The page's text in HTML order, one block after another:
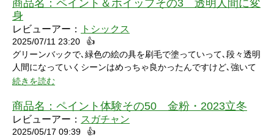
い悔しさを滲ませながら罰ゲームを受けている姿にドキドキして
しまいました。
商品名： ペイント＆ホイップその3 透明人間に変
身
レビューアー： トシックス
2025/07/11 23:20
👍
グリーンバックで､緑色の絵の具を刷毛で塗っていって､段々透明
人間になっていくシーンはめっちゃ良かったんですけど､強いて
言うなら､上半身だけで無くて､全身も透明になる所も見てみたい
続きを読む
商品名： ペイント体験その50 金粉・2023立冬
レビューアー： スガチャン
2025/05/17 09:39
👍